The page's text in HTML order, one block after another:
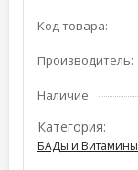
Код товара:
Производитель:
Наличие:
Категория:
БАДы и Витамины